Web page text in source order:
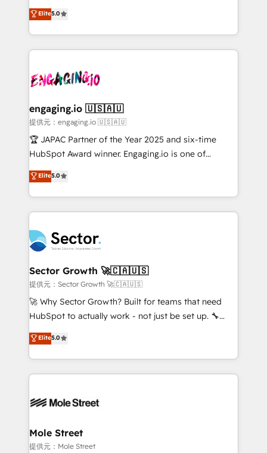
prospecting, follow-ups, service triage, and
knowledge retrieval—built in HubSpot. ⚡ Fast-Track
advanced optimization & adoption 📍 São Paulo, BR
• Des Moines, IA • New York, NY
previsibilidade de receita. Combinamos Revenue
Operations (RevOps) e Inteligência Artificial para
estruturar processos integrar sistemas organizar
dados e automatizar operações. O objetivo é
operacional de receita conectando equipes
Também somos distribuidores oficiais da HubSpot
e de mais de 150 softwares globais permitindo
contratar e pagar a HubSpot em reais com nota
fiscal no Brasil e gerar economia de até 50% na
Oferecemos ainda agentes de IA especializados em
HubSpot que automatizam tarefas executam rotinas
empresas em 13 países utilizam a Nexforce. Somos
a maior parceira da HubSpot na América Latina e
líder no ranking global de sucesso do cliente da
HubSpot.
Elite5.0
engaging.io 🇺🇸🇦🇺
提供元：engaging.io 🇺🇸🇦🇺
🏆 JAPAC Partner of the Year 2025 and six-time
HubSpot Award winner. Engaging.io is one of
HubSpot’s most experienced Agency Partners
globally, delivering complex HubSpot
implementations for 16+ years. With 700+ projects
completed across APAC and North America, we help
migrations, custom integrations, data architecture,
automation, and portal builds. We specialise in
Salesforce, Microsoft Dynamics, and legacy CRM
migrations; custom integrations with platforms
including Ticketmaster, Ticketek, SevenRooms,
NetSuite, Snowflake, and Salesforce; HubSpot CMS
a Ticketmaster Nexus Partner, we deliver advanced
sports and events integrations in the HubSpot
include five HubSpot Academy accreditations, six
Elite5.0
Sector Growth 🚀🇨🇦🇺🇸
提供元：Sector Growth 🚀🇨🇦🇺🇸
🚀 Why Sector Growth? Built for teams that need
HubSpot to actually work - not just be set up. 🔧
HubSpot Experts: Onboarding, migrations,
automation, and training built for adoption. ⚡ Highly
Technical Execution: ERP, EMR and Custom
Integrations; complex builds delivered in weeks, not
workflows; automation agents; process optimization
Healthcare: HIPAA implementations; secure data
workflows 💼 Financial Services: compliant
Elite5.0
Mole Street
提供元：Mole Street